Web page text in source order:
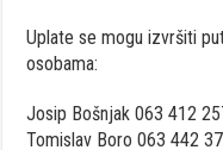
Uplate se mogu izvršiti
osobama:
Josip Bošnjak 063 412
Tomislav Boro 063 442